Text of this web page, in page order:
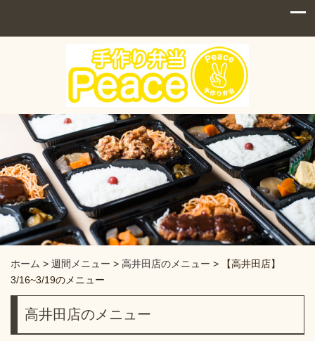
ホーム > 週間メニュー > 高井田店のメニュー >
【高井田店】
3/16~3/19のメニュー
高井田店のメニュー